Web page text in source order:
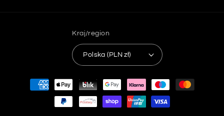
Kraj/region
Polska (PLN zł)
Metody
płatności